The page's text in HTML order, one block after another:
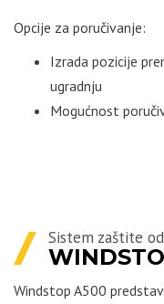
Opcije za poručivanje:
Izrada pozicije
ugradnju
Mogućnost
Sistem zaštite
Windstop A500